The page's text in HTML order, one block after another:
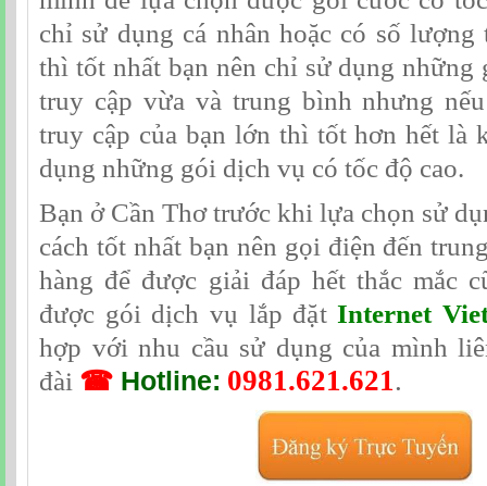
chỉ sử dụng cá nhân hoặc có số
thì tốt nhất bạn nên chỉ sử dụng những
truy cập vừa và trung bình nhưng
truy cập của bạn lớn thì tốt hơn hết là
dụng những gói dịch vụ có tốc độ cao.
Bạn ở Cần Thơ trước khi lựa chọn sử
cách tốt nhất bạn nên gọi điện đến
hàng để được giải đáp hết thắc mắc
được gói dịch vụ lắp đặtInternet
hợp với nhu cầu sử dụng của mình
đài ☎ Hotline: 0981.621.621.